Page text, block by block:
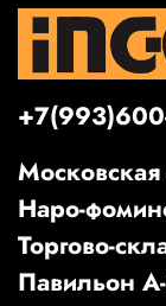
Московская
Наро-
Торгово-
Павильон